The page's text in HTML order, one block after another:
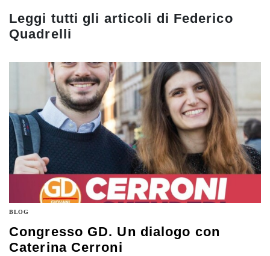
Leggi tutti gli articoli di Federico
Quadrelli
BLOG
Congresso GD. Un dialogo con
Caterina Cerroni